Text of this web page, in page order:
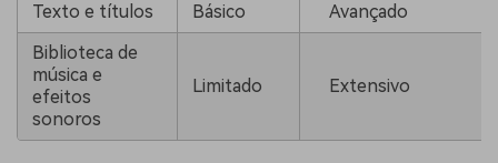
Texto e títulos Básico
Avançado
Biblioteca de
música e
efeitos
sonoros
Limitado Extensivo